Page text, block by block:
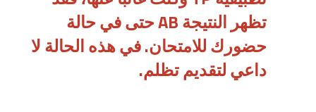
تظهر النتيجة AB حتى في حالة
حضورك للامتحان. في هذه الحالة لا
داعي لتقديم تظلم.